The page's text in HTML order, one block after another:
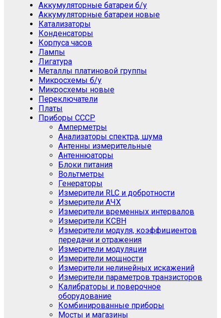
Аккумуляторные батареи б/у
Аккумуляторные батареи новые
Катализаторы
Конденсаторы
Корпуса часов
Лампы
Лигатура
Металлы платиновой группы
Микросхемы б/у
Микросхемы новые
Переключатели
Платы
Приборы СССР
Амперметры
Анализаторы спектра, шума
Антенны измерительные
Антеннюаторы
Блоки питания
Вольтметры
Генераторы
Измерители RLC и добротности
Измерители АЧХ
Измерители временных интервалов
Измерители КСВН
Измерители модуля, коэффициентов
передачи и отражения
Измерители модуляции
Измерители мощности
Измерители нелинейных искажений
Измерители параметров транзисторов
Калибраторы и поверочное
оборудование
Комбинированные приборы
Мосты и магазины